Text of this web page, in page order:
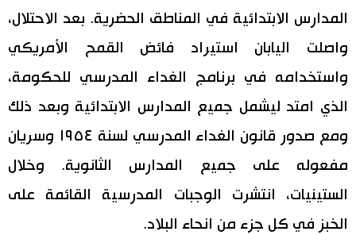
المدارس الابتدائية في المناطق الحضرية. بعد الاحتلال،
واصلت اليابان استيراد فائض القمح الأمريكي
واستخدامه في برنامج الغداء المدرسي للحكومة،
الذي امتد ليشمل جميع المدارس الابتدائية وبعد ذلك
ومع صدور قانون الغداء المدرسي لسنة ١٩٥٤ وسريان
مفعوله على جميع المدارس الثانوية. وخلال
الستينيات، انتشرت الوجبات المدرسية القائمة على
الخبز في كل جزء من انحاء البلاد.